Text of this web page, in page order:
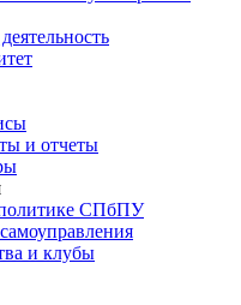
и отчеты
СПбПУ
и клубы